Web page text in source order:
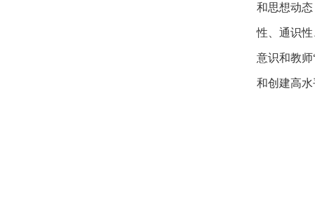
和思想动
性、通识
意识和教
和创建高